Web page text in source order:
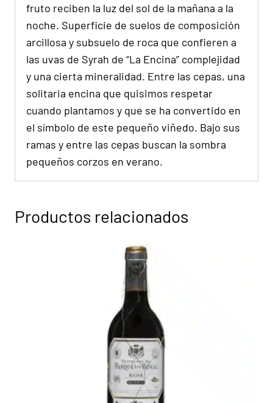
fruto reciben la luz del sol de la mañana a la
noche. Superficie de suelos de composición
arcillosa y subsuelo de roca que confieren a
las uvas de Syrah de “La Encina” complejidad
y una cierta mineralidad. Entre las cepas, una
solitaria encina que quisimos respetar
cuando plantamos y que se ha convertido en
el símbolo de este pequeño viñedo. Bajo sus
ramas y entre las cepas buscan la sombra
pequeños corzos en verano.
Productos relacionados